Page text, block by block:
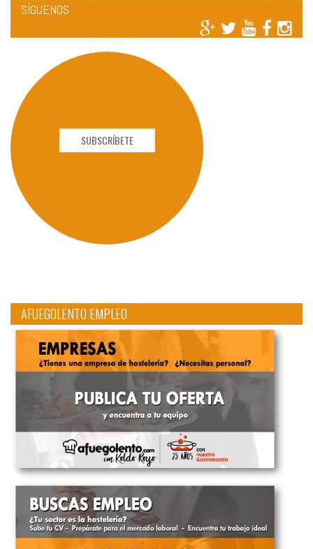
SÍGUENOS
SUBSCRÍBETE
AFUEGOLENTO EMPLEO